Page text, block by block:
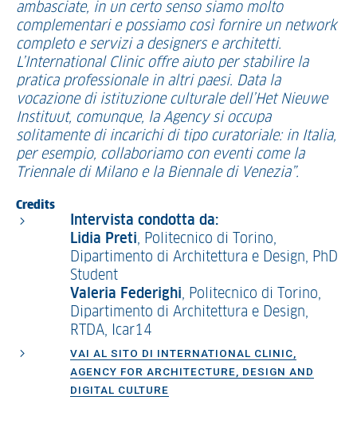
ambasciate, in un certo senso siamo molto
complementari e possiamo così fornire un network
completo e servizi a designers e architetti.
L’International Clinic offre aiuto per stabilire la
pratica professionale in altri paesi. Data la
vocazione di istituzione culturale dell’Het Nieuwe
Instituut, comunque, la Agency si occupa
solitamente di incarichi di tipo curatoriale: in Italia,
per esempio, collaboriamo con eventi come la
Triennale di Milano e la Biennale di Venezia”.
Credits
Intervista condotta da:
Lidia Preti, Politecnico di Torino,
Dipartimento di Architettura e Design, PhD
Student
Valeria Federighi, Politecnico di Torino,
Dipartimento di Architettura e Design,
RTDA, Icar14
VAI AL SITO DI INTERNATIONAL CLINIC,
AGENCY FOR ARCHITECTURE, DESIGN AND
DIGITAL CULTURE